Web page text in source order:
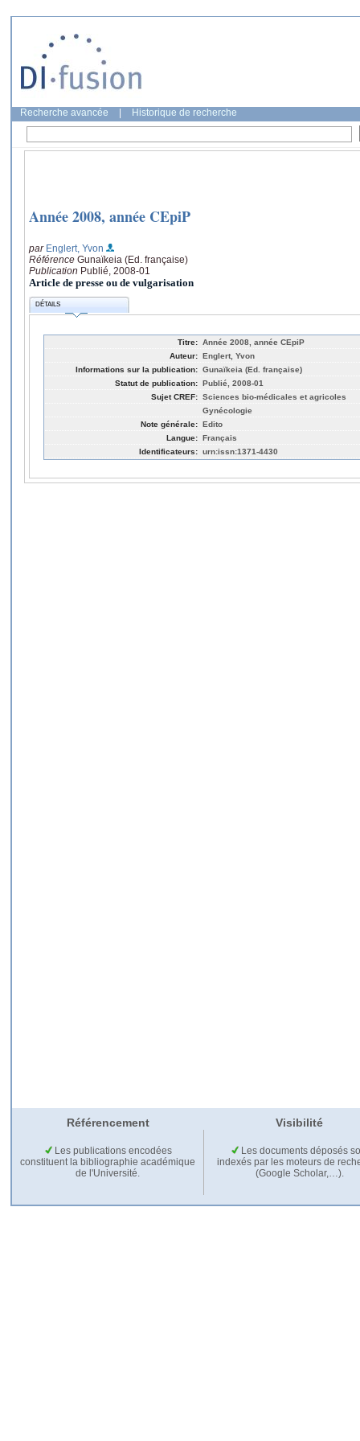
Recherche avancée Historique de recherche
Année 2008, année CEpiP
par Englert, Yvon
Référence Gunaïkeia (Ed. française)
Publication Publié, 2008-01
Article de presse ou de vulgarisation
DÉTAILS
Titre: Année 2008, année CEpiP
Auteur: Englert, Yvon
Informations sur la publication: Gunaïkeia (Ed. française)
Statut de publication: Publié, 2008-01
Sujet CREF: Sciences bio-médicales et agricoles
Gynécologie
Note générale: Edito
Langue: Français
Identificateurs: urn:issn:1371-4430
Référencement Visibilité
Les publications encodées
constituent la bibliographie académique
de l'Université.
Les documents déposés
indexés par les moteurs de
(Google Scholar,…).